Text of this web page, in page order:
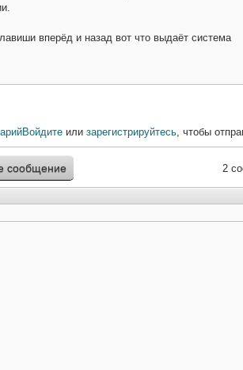
вперёд и назад вот что выдаёт система
Войдите или зарегистрируйтесь , чтобы
2
сообщение